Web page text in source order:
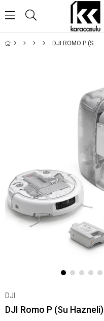
DJI ROMO P (SU HAZNELI)
DJI
DJI Romo P (Su Hazneli)